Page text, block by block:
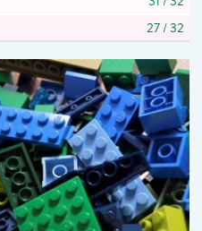
27 /32